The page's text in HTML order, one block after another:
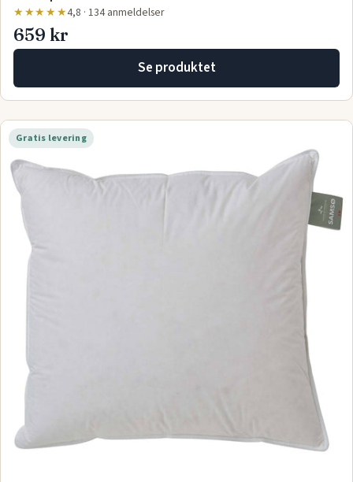
★★★★★4,8 · 134 anmeldelser
659 kr
Se produktet
Gratis levering